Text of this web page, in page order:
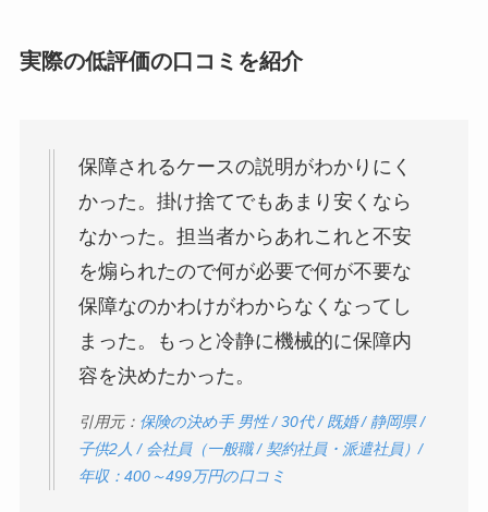
実際の低評価の口コミを紹介
保障されるケースの説明がわかりにく
かった。掛け捨てでもあまり安くなら
なかった。担当者からあれこれと不安
を煽られたので何が必要で何が不要な
保障なのかわけがわからなくなってし
まった。もっと冷静に機械的に保障内
容を決めたかった。
引用元： 保険の決め手 男性 / 30代 / 既婚 / 静岡県 /
子供2人 / 会社員（一般職 / 契約社員・派遣社員）/
年収：400～499万円の口コミ